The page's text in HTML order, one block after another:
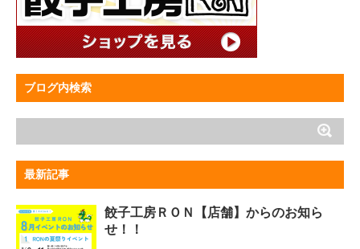
ブログ内検索
最新記事
餃子工房ＲＯＮ【店舗】からのお知ら
せ！！